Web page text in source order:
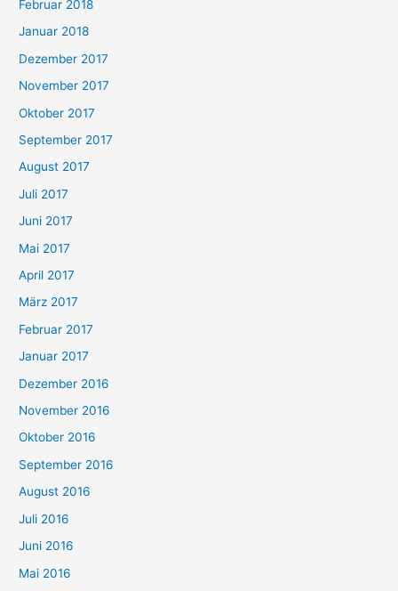
Februar 2018
Januar 2018
Dezember 2017
November 2017
Oktober 2017
September 2017
August 2017
Juli 2017
Juni 2017
Mai 2017
April 2017
März 2017
Februar 2017
Januar 2017
Dezember 2016
November 2016
Oktober 2016
September 2016
August 2016
Juli 2016
Juni 2016
Mai 2016